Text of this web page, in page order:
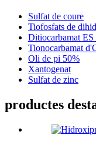
Sulfat de coure
Tiofosfats de
Ditiocarbamat
Tionocarbamat
Oli de pi 50%
Xantogenat
Sulfat de zinc
productes